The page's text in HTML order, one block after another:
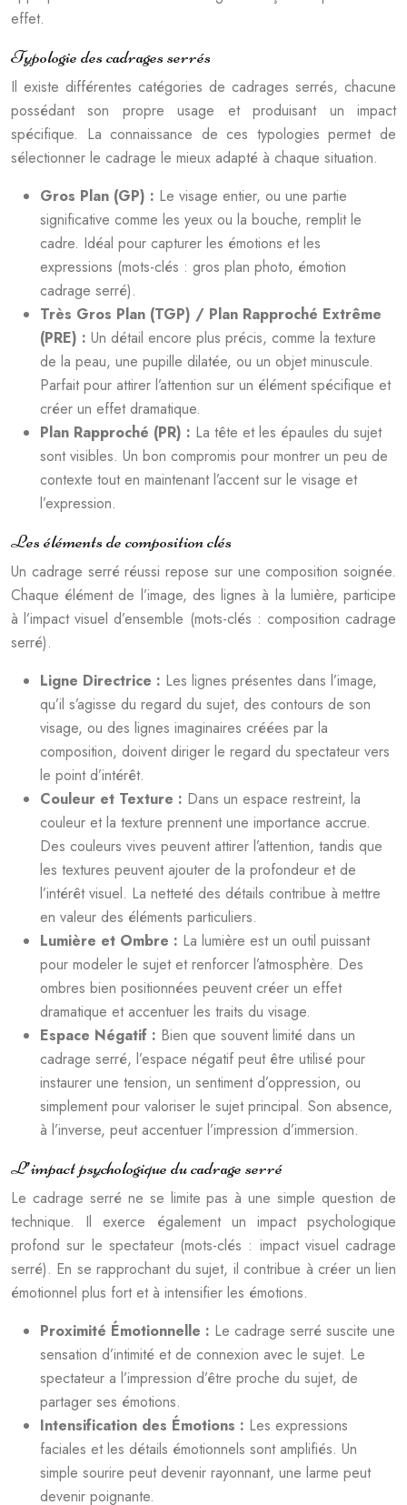
effet.
Typologie des cadrages serrés
Il existe différentes catégories de cadrages serrés, chacune
possédant son propre usage et produisant un impact
spécifique. La connaissance de ces typologies permet de
sélectionner le cadrage le mieux adapté à chaque situation.
Gros Plan (GP) : Le visage entier, ou une partie
significative comme les yeux ou la bouche, remplit le
cadre. Idéal pour capturer les émotions et les
expressions (mots-clés : gros plan photo, émotion
cadrage serré).
Très Gros Plan (TGP) / Plan Rapproché Extrême
(PRE) : Un détail encore plus précis, comme la texture
de la peau, une pupille dilatée, ou un objet minuscule.
Parfait pour attirer l’attention sur un élément spécifique et
créer un effet dramatique.
Plan Rapproché (PR) : La tête et les épaules du sujet
sont visibles. Un bon compromis pour montrer un peu de
contexte tout en maintenant l’accent sur le visage et
l’expression.
Les éléments de composition clés
Un cadrage serré réussi repose sur une composition soignée.
Chaque élément de l’image, des lignes à la lumière, participe
à l’impact visuel d’ensemble (mots-clés : composition cadrage
serré).
Ligne Directrice : Les lignes présentes dans l’image,
qu’il s’agisse du regard du sujet, des contours de son
visage, ou des lignes imaginaires créées par la
composition, doivent diriger le regard du spectateur vers
le point d’intérêt.
Couleur et Texture : Dans un espace restreint, la
couleur et la texture prennent une importance accrue.
Des couleurs vives peuvent attirer l’attention, tandis que
les textures peuvent ajouter de la profondeur et de
l’intérêt visuel. La netteté des détails contribue à mettre
en valeur des éléments particuliers.
Lumière et Ombre : La lumière est un outil puissant
pour modeler le sujet et renforcer l’atmosphère. Des
ombres bien positionnées peuvent créer un effet
dramatique et accentuer les traits du visage.
Espace Négatif : Bien que souvent limité dans un
cadrage serré, l’espace négatif peut être utilisé pour
instaurer une tension, un sentiment d’oppression, ou
simplement pour valoriser le sujet principal. Son absence,
à l’inverse, peut accentuer l’impression d’immersion.
L’impact psychologique du cadrage serré
Le cadrage serré ne se limite pas à une simple question de
technique. Il exerce également un impact psychologique
profond sur le spectateur (mots-clés : impact visuel cadrage
serré). En se rapprochant du sujet, il contribue à créer un lien
émotionnel plus fort et à intensifier les émotions.
Proximité Émotionnelle : Le cadrage serré suscite une
sensation d’intimité et de connexion avec le sujet. Le
spectateur a l’impression d’être proche du sujet, de
partager ses émotions.
Intensification des Émotions : Les expressions
faciales et les détails émotionnels sont amplifiés. Un
simple sourire peut devenir rayonnant, une larme peut
devenir poignante.